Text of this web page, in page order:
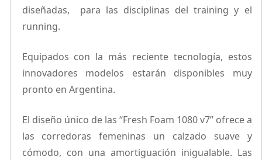
diseñadas, para las disciplinas del training y el
running.
Equipados con la más reciente tecnología, estos
innovadores modelos estarán disponibles muy
pronto en Argentina.
El diseño único de las “Fresh Foam 1080 v7” ofrece a
las corredoras femeninas un calzado suave y
cómodo, con una amortiguación inigualable. Las